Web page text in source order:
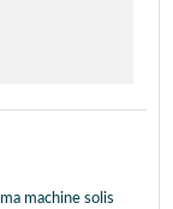
machine solis